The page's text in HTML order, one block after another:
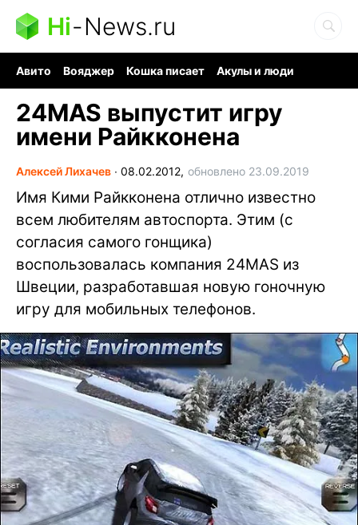
Hi-News.ru
Авито Вояджер Кошка писает
Акулы и люди
24MAS выпустит игру
имени Райкконена
Алексей Лихачев ∙ 08.02.2012, обновлено 23.09.2019
Имя Кими Райкконена отлично известно
всем любителям автоспорта. Этим (с
согласия самого гонщика)
воспользовалась компания 24MAS из
Швеции, разработавшая новую гоночную
игру для мобильных телефонов.